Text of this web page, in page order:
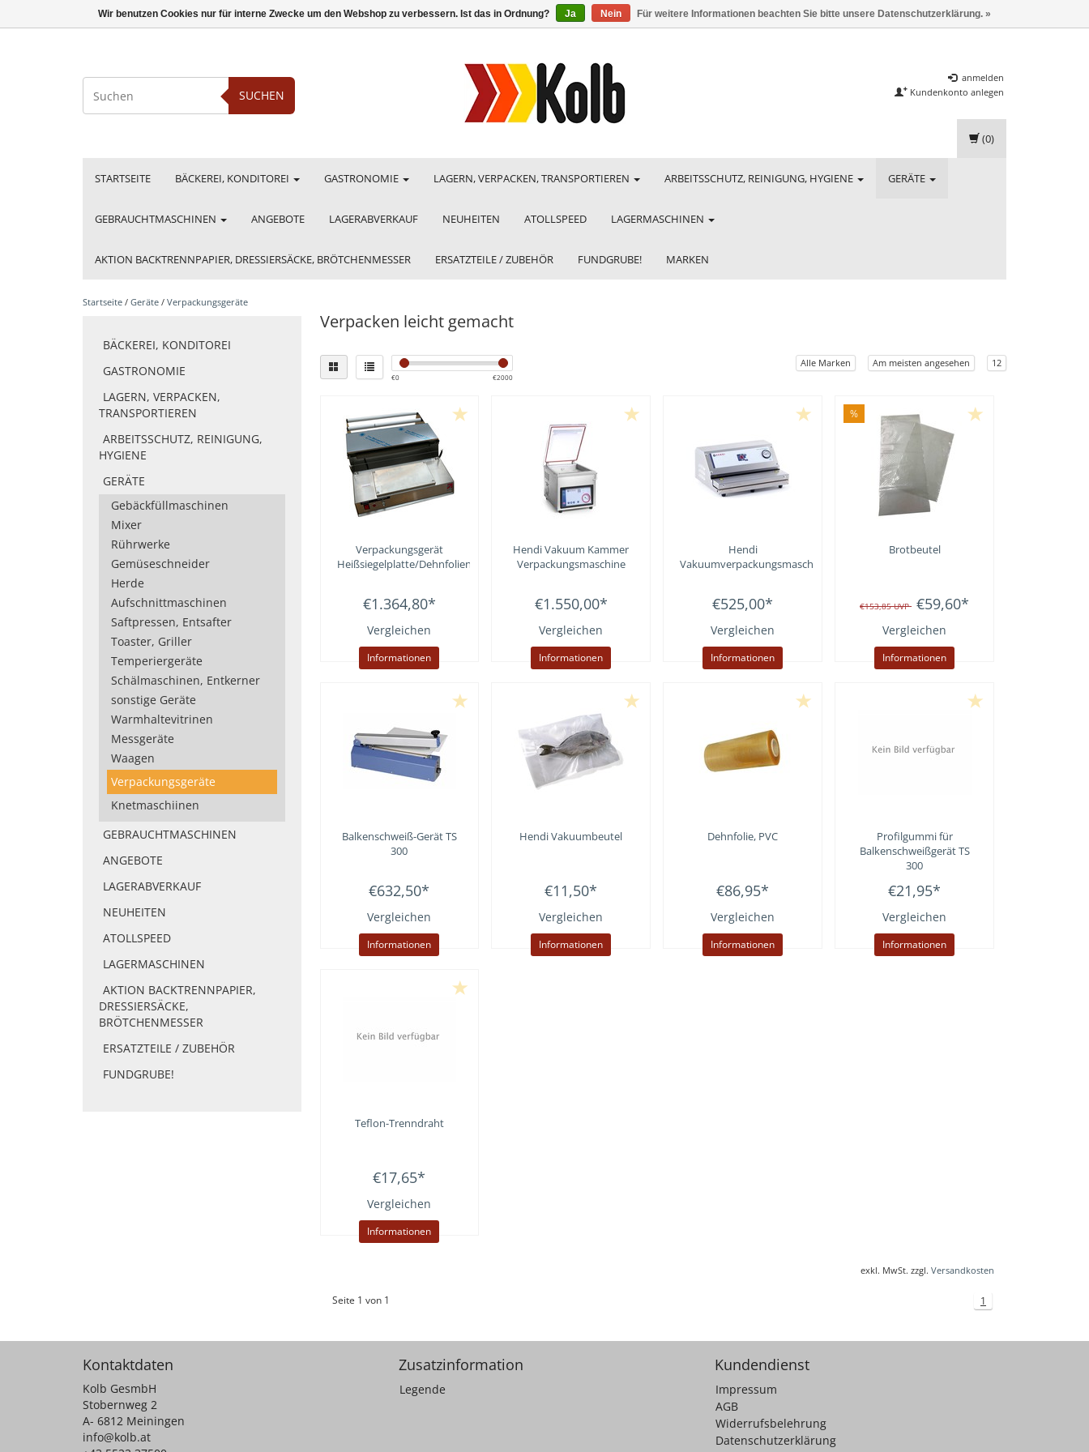
SUCHEN
anmelden
Kundenkonto anlegen
STARTSEITE BÄCKEREI, KONDITOREI GASTRONOMIE LAGERN, VERPACKEN, TRANSPORTIEREN ARBEITSSCHUTZ, REINIGUNG, HYGIENE GERÄTE
GEBRAUCHTMASCHINEN ANGEBOTE LAGERABVERKAUF NEUHEITEN ATOLLSPEED LAGERMASCHINEN
AKTION BACKTRENNPAPIER, DRESSIERSÄCKE, BRÖTCHENMESSER ERSATZTEILE / ZUBEHÖR FUNDGRUBE! MARKEN
(0)
Startseite / Geräte / Verpackungsgeräte
BÄCKEREI, KONDITOREI
GASTRONOMIE
LAGERN, VERPACKEN,
TRANSPORTIEREN
ARBEITSSCHUTZ, REINIGUNG,
HYGIENE
GERÄTE
Gebäckfüllmaschinen
Mixer
Rührwerke
Gemüseschneider
Herde
Aufschnittmaschinen
Saftpressen, Entsafter
Toaster, Griller
Temperiergeräte
Schälmaschinen, Entkerner
sonstige Geräte
Warmhaltevitrinen
Messgeräte
Waagen
Verpackungsgeräte
Knetmaschiinen
GEBRAUCHTMASCHINEN
ANGEBOTE
LAGERABVERKAUF
NEUHEITEN
ATOLLSPEED
LAGERMASCHINEN
AKTION BACKTRENNPAPIER,
DRESSIERSÄCKE,
BRÖTCHENMESSER
ERSATZTEILE / ZUBEHÖR
FUNDGRUBE!
Verpacken leicht gemacht
€0 €2000
Alle Marken Am meisten angesehen 12
Verpackungsgerät
Heißsiegelplatte/Dehnfoliengerät
€1.364,80*
Vergleichen
Informationen
HendiVakuum Kammer
Verpackungsmaschine
€1.550,00*
Vergleichen
Informationen
Hendi
Vakuumverpackungsmaschine
€525,00*
Vergleichen
Informationen
%
Brotbeutel
€153,85UVP €59,60*
Vergleichen
Informationen
Balkenschweiß-Gerät TS
300
€632,50*
Vergleichen
Informationen
HendiVakuumbeutel
€11,50*
Vergleichen
Informationen
Dehnfolie, PVC
€86,95*
Vergleichen
Informationen
Profilgummi für
Balkenschweißgerät TS
300
€21,95*
Vergleichen
Informationen
Teflon-Trenndraht
€17,65*
Vergleichen
Informationen
exkl. MwSt. zzgl. Versandkosten
Seite 1 von 1 1
Kontaktdaten
Kolb GesmbH
Stobernweg 2
A- 6812 Meiningen
info@kolb.at
Zusatzinformation
Legende
Kundendienst
Impressum
AGB
Widerrufsbelehrung
Datenschutzerklärung
Wir benutzen Cookies nur für interne Zwecke um den Webshop zu verbessern. Ist das in Ordnung? Ja Nein Für weitere Informationen beachten Sie bitte unsere Datenschutzerklärung. »